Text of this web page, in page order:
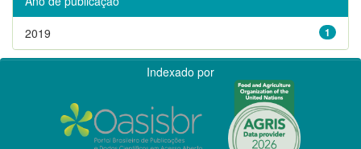
1
2019
Indexado por